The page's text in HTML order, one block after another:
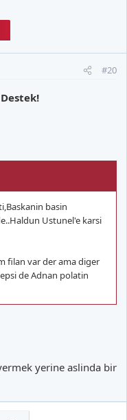
#20
basin
Ustunel'e karsi
filan var der ama diger
de Adnan polatin
yerine aslinda bir